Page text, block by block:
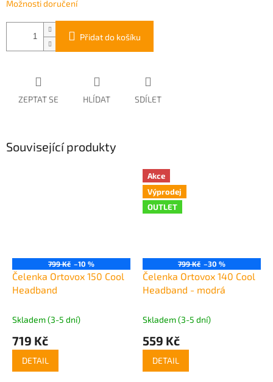
Možnosti doručení
Přidat do košíku
ZEPTAT SE HLÍDAT SDÍLET
Související produkty
799 Kč –10 %
Čelenka Ortovox 150 Cool
Headband
Skladem (3-5 dní)
719 Kč
DETAIL
Akce
Výprodej
OUTLET
799 Kč –30 %
Čelenka Ortovox 140 Cool
Headband - modrá
Skladem (3-5 dní)
559 Kč
DETAIL